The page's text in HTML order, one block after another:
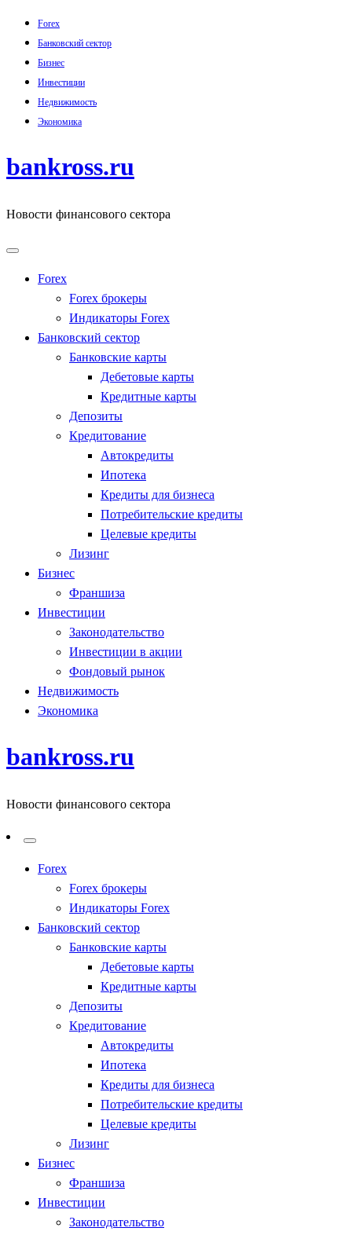
Skip
content
Forex
Банковский сектор
Бизнес
Инвестиции
Недвижимость
Экономика
bankross.ru
Новости финансового сектора
Forex
Forex брокеры
Индикаторы Forex
Банковский сектор
Банковские карты
Дебетовые карты
Кредитные карты
Депозиты
Кредитование
Автокредиты
Ипотека
Кредиты для бизнеса
Потребительские кредиты
Целевые кредиты
Лизинг
Бизнес
Франшиза
Инвестиции
Законодательство
Инвестиции в акции
Фондовый рынок
Недвижимость
Экономика
bankross.ru
Новости финансового сектора
Forex
Forex брокеры
Индикаторы Forex
Банковский сектор
Банковские карты
Дебетовые карты
Кредитные карты
Депозиты
Кредитование
Автокредиты
Ипотека
Кредиты для бизнеса
Потребительские кредиты
Целевые кредиты
Лизинг
Бизнес
Франшиза
Инвестиции
Законодательство